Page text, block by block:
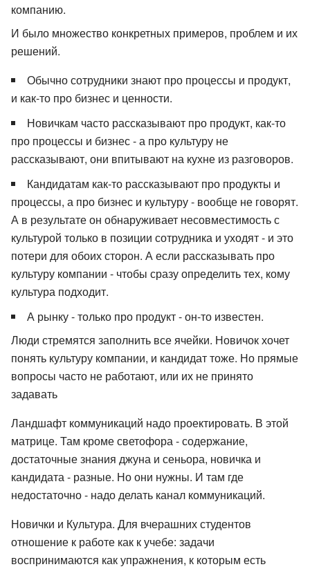
компанию.
И было множество конкретных примеров, проблем и их
решений.
Обычно сотрудники знают про процессы и продукт,
и как-то про бизнес и ценности.
Новичкам часто рассказывают про продукт, как-то
про процессы и бизнес - а про культуру не
рассказывают, они впитывают на кухне из разговоров.
Кандидатам как-то рассказывают про продукты и
процессы, а про бизнес и культуру - вообще не говорят.
А в результате он обнаруживает несовместимость с
культурой только в позиции сотрудника и уходят - и это
потери для обоих сторон. А если рассказывать про
культуру компании - чтобы сразу определить тех, кому
культура подходит.
А рынку - только про продукт - он-то известен.
Люди стремятся заполнить все ячейки. Новичок хочет
понять культуру компании, и кандидат тоже. Но прямые
вопросы часто не работают, или их не принято
задавать
Ландшафт коммуникаций надо проектировать. В этой
матрице. Там кроме светофора - содержание,
достаточные знания джуна и сеньора, новичка и
кандидата - разные. Но они нужны. И там где
недостаточно - надо делать канал коммуникаций.
Новички и Культура. Для вчерашних студентов
отношение к работе как к учебе: задачи
воспринимаются как упражнения, к которым есть